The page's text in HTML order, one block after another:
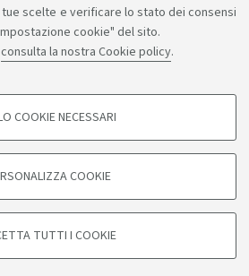
scelte e verificare lo stato dei consensi
cookie" del sito.
consulta la nostra Cookie policy.
- FACOLTATIVI
al loro comportamento sul sito, per analisi
COOKIE NECESSARI
COOKIE
TUTTI I COOKIE
- 40126 Bologna - PI: 01131710376 -
80007010376
Informazioni sul sito e accessibilità
cookie